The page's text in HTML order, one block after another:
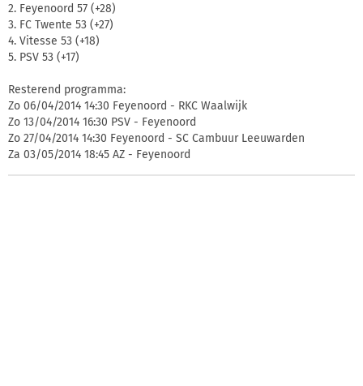
2. Feyenoord 57 (+28)
3. FC Twente 53 (+27)
4. Vitesse 53 (+18)
5. PSV 53 (+17)
Resterend programma:
Zo 06/04/2014 14:30 Feyenoord - RKC Waalwijk
Zo 13/04/2014 16:30 PSV - Feyenoord
Zo 27/04/2014 14:30 Feyenoord - SC Cambuur Leeuwarden
Za 03/05/2014 18:45 AZ - Feyenoord